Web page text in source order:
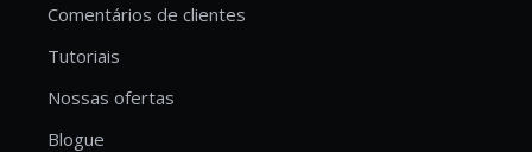
Comentários de clientes
Tutoriais
Nossas ofertas
Blogue